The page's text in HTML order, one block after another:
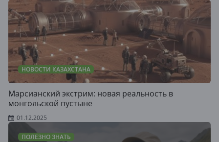
НОВОСТИ КАЗАХСТАНА
Марсианский экстрим: новая реальность в
монгольской пустыне
01.12.2025
ПОЛЕЗНО ЗНАТЬ